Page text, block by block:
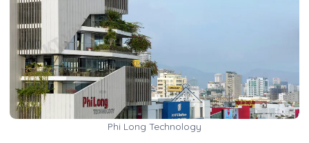
Phi Long Technology